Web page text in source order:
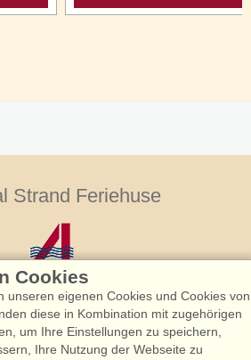
Strand Feriehuse
Feriehuse, Lønne
170, Lønne
Cookies
unseren eigenen Cookies und Cookies von
diese in Kombination mit zugehörigen
um Ihre Einstellungen zu speichern,
Ihre Nutzung der Webseite zu